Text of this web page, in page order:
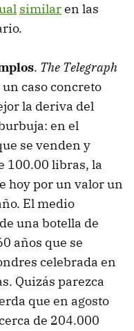
similaren las
. The Telegraph
caso concreto
la deriva del
en el
se venden y
100.00 libras, la
hoy por un valor un
El medio
una botella de
años que se
celebrada en
Quizás parezca
que en agosto
de 204.000